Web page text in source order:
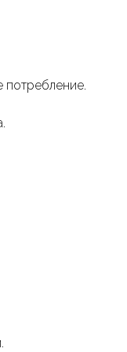
потребление.